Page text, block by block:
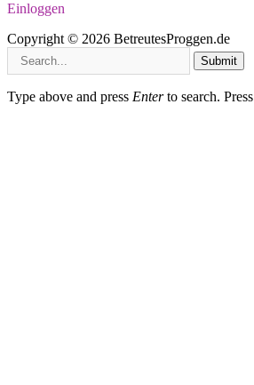
Einloggen
Copyright © 2026 BetreutesProggen.de
Submit
Type above and press Enterto search. Press